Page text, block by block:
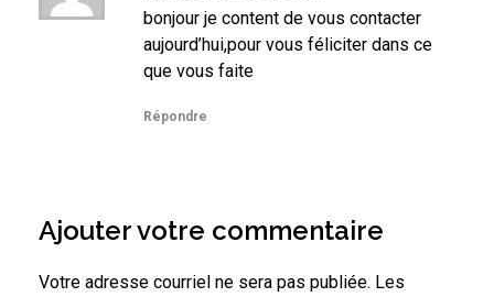
bonjour je content de vous contacter
aujourd’hui,pour vous féliciter dans ce
que vous faite
Répondre
Ajouter votre commentaire
Votre adresse courriel ne sera pas publiée. Les